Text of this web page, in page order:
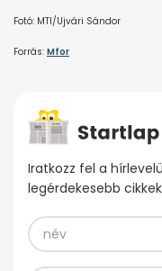
Fotó: MTI/Ujvári Sándor
Forrás: Mfor
Iratkozz fel a
legérdekesebb